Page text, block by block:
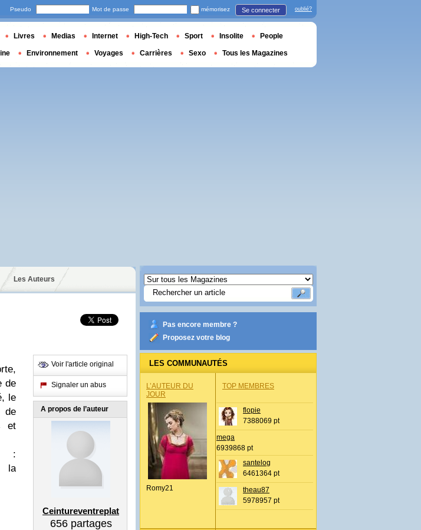
Les Auteurs
de
le
de
et
:
la
Voir l'article original
Signaler un abus
A propos de l’auteur
Ceintureventreplat
656partages
Pas encore membre ?
Proposez votre blog
LES COMMUNAUTÉS
L’AUTEUR DU
JOUR
Romy21
TOP MEMBRES
flopie
7388069 pt
mega
6939868 pt
santelog
6461364 pt
theau87
5978957 pt
Pseudo Mot de passe mémorisez Se connecter oublié?
Livres Medias Internet High-Tech Sport Insolite People
Environnement Voyages Carrières Sexo Tous les Magazines